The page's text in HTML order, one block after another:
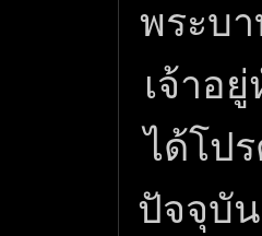
พระบ
เจ้าอ
ได้โป
ปัจจุบั